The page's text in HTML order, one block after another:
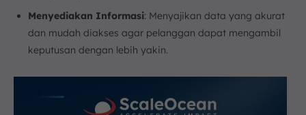
Menyediakan Informasi: Menyajikan data yang akurat
dan mudah diakses agar pelanggan dapat mengambil
keputusan dengan lebih yakin.